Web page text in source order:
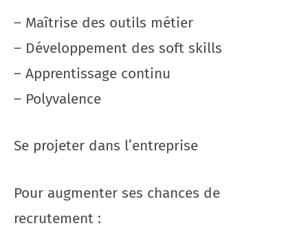
– Maîtrise des outils métier
– Développement des soft skills
– Apprentissage continu
– Polyvalence
Se projeter dans l’entreprise
Pour augmenter ses chances de
recrutement :